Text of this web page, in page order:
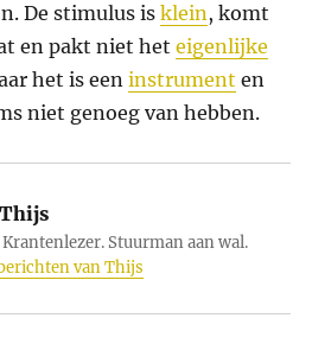
De stimulus isklein, komt
en pakt niet heteigenlijke
het is eeninstrument en
niet genoeg van hebben.
Thijs
Stuurman aan wal.
van Thijs